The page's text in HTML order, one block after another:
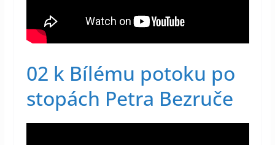
02 k Bílému potoku po
stopách Petra Bezruče